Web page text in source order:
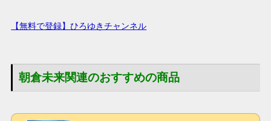
【無料で登録】ひろゆきチャンネル
朝倉未来関連のおすすめの商品